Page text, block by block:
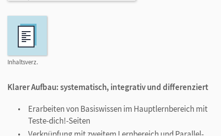
Inhaltsverz.
Klarer Aufbau: systematisch, integrativ und differenziert
Erarbeiten von Basiswissen im Hauptlernbereich mit
Teste-dich!-Seiten